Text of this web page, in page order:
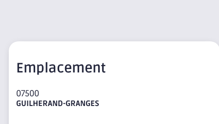
Emplacement
07500
GUILHERAND-GRANGES